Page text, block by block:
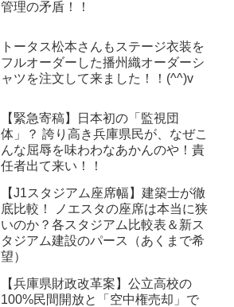
管理の矛盾！！
トータス松本さんもステージ衣装を
フルオーダーした播州織オーダーシ
ャツを注文して来ました！！(^^)v
【緊急寄稿】日本初の「監視団
体」？ 誇り高き兵庫県民が、なぜこ
んな屈辱を味わわなあかんのや！責
任者出て来い！！
【J1スタジアム座席幅】建築士が徹
底比較！ ノエスタの座席は本当に狭
いのか？各スタジアム比較表＆新ス
タジアム建設のパース（あくまで希
望）
【兵庫県財政改革案】公立高校の
100%民間開放と「空中権売却」で